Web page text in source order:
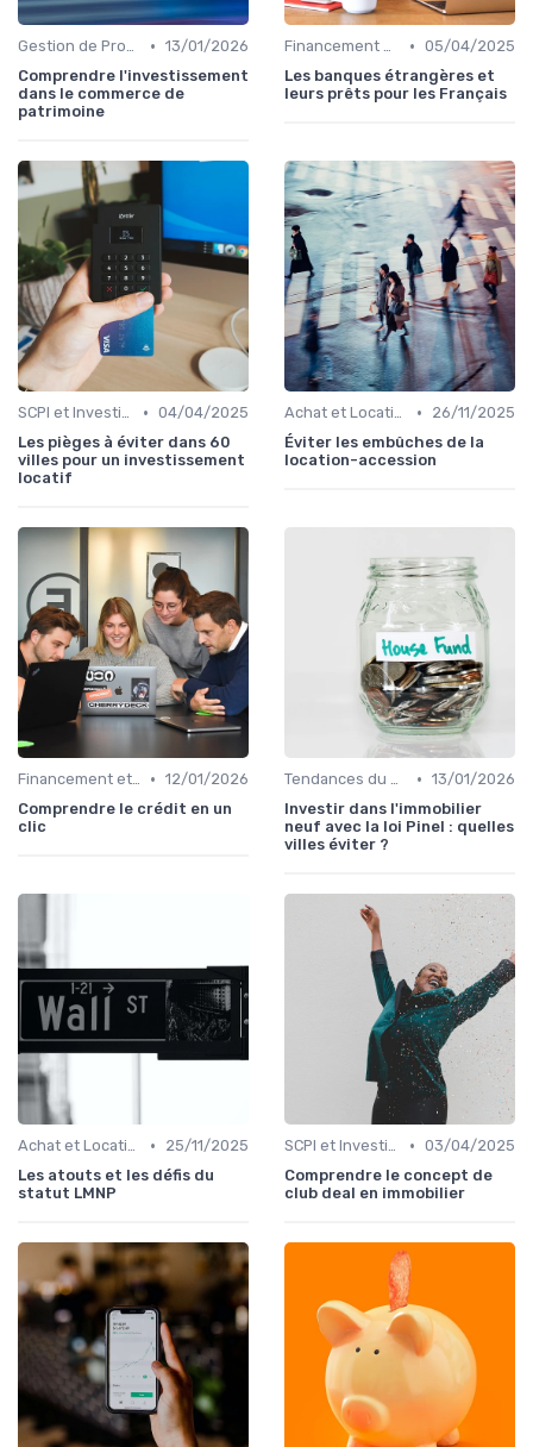
Gestion de Propriété • 13/01/2026
Comprendre l'investissement
dans le commerce de
patrimoine
Financement et Prêts Immobiliers • 05/04/2025
Les banques étrangères et
leurs prêts pour les Français
SCPI et Investissements Locatifs • 04/04/2025
Les pièges à éviter dans 60
villes pour un investissement
locatif
Achat et Location de Biens Immobiliers •
26/11/2025
Éviter les embûches de la
location-accession
Financement et Prêts Immobiliers • 12/01/2026
Comprendre le crédit en un
clic
Tendances du Marché Immobilier • 13/01/2026
Investir dans l'immobilier
neuf avec la loi Pinel : quelles
villes éviter ?
Achat et Location de Biens Immobiliers •
25/11/2025
Les atouts et les défis du
statut LMNP
SCPI et Investissements Locatifs • 03/04/2025
Comprendre le concept de
club deal en immobilier